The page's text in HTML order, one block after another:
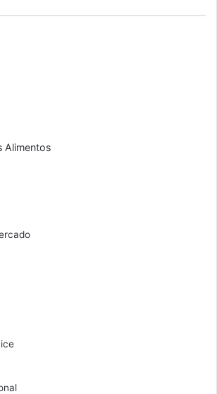
Alimentos